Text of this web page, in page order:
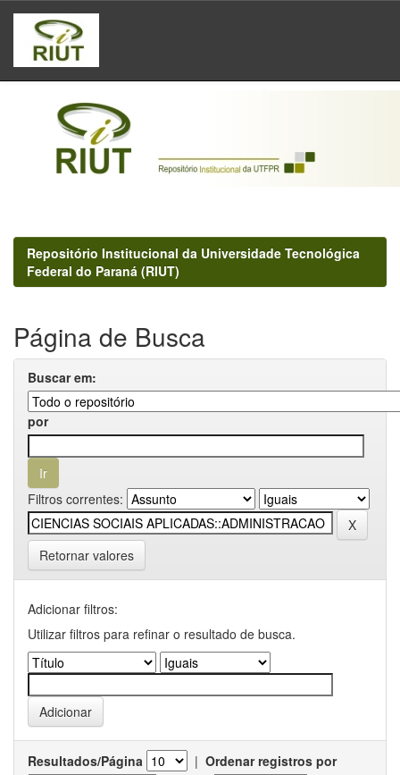
Skip
navigation
Repositório Institucional da Universidade Tecnológica
Federal do Paraná (RIUT)
Página de Busca
Buscar em:
por
Filtros correntes:
Retornar valores
Adicionar filtros:
Utilizar filtros para refinar o resultado de busca.
Resultados/Página | Ordenar registros por